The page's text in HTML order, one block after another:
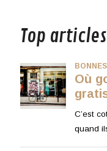
Top articles